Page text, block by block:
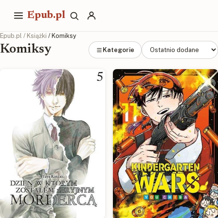
Epub.pl
Epub.pl / Książki / Komiksy
Komiksy Kategorie